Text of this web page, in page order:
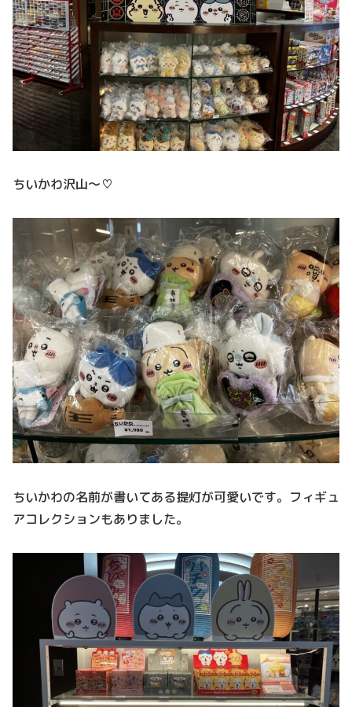
ちいかわ沢山～♡
ちいかわの名前が書いてある提灯が可愛いです。フィギュ
アコレクションもありました。